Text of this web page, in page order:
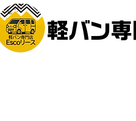
軽バン